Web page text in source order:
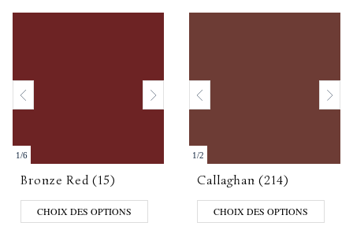
1/6
Bronze Red (15)
CHOIX DES OPTIONS
1/2
Callaghan (214)
CHOIX DES OPTIONS